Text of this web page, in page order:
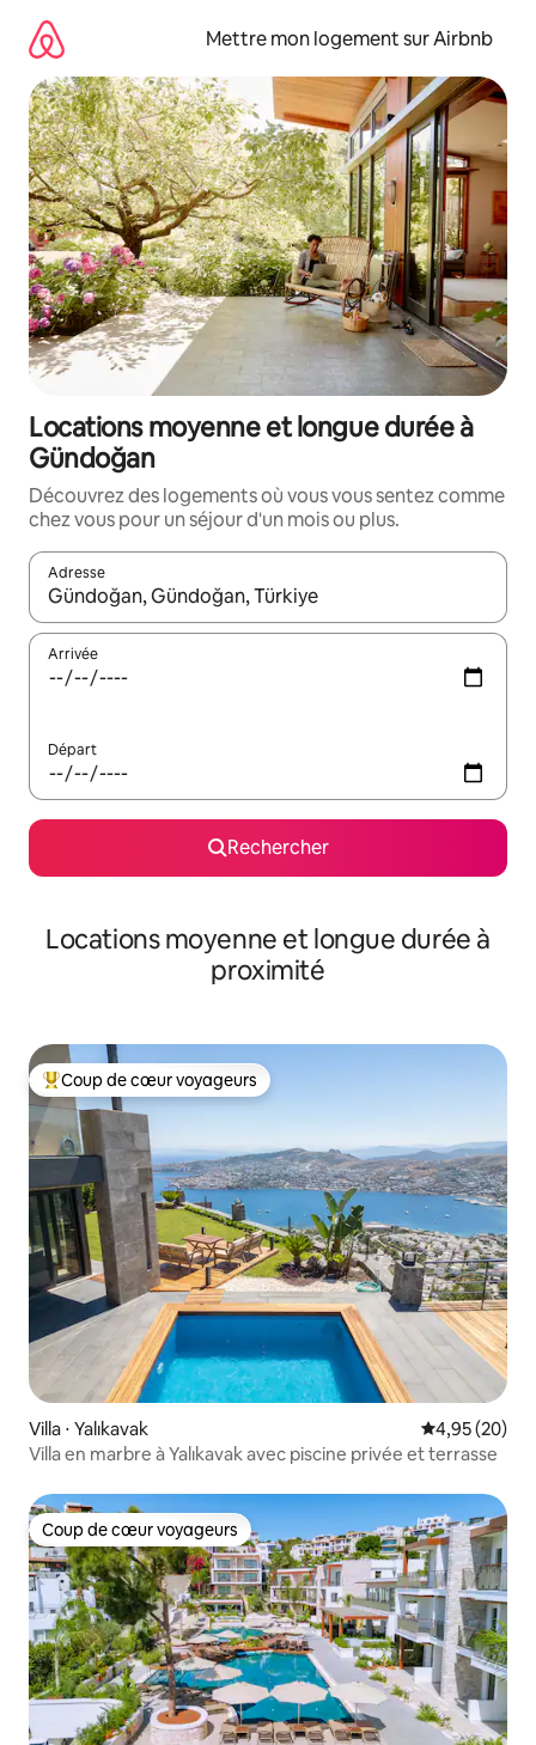
directement
contenu
Mettre mon logement sur Airbnb
Locations moyenne et longue durée à
Gündoğan
Découvrez des logements où vous vous sentez comme
chez vous pour un séjour d'un mois ou plus.
Adresse
Lorsque les résultats s'affichent, utilisez les flèches vers le
Arrivée
Départ
Rechercher
Locations moyenne et longue durée à
proximité
Coups de cœur voyageurs les plus appréciés
Coup de cœur voyageurs
Villa ⋅ Yalıkavak Évaluation
4,95 (20)
Villa en marbre à Yalıkavak avec piscine privée et terrasse
Coup de cœur voyageurs
Coup de cœur voyageurs